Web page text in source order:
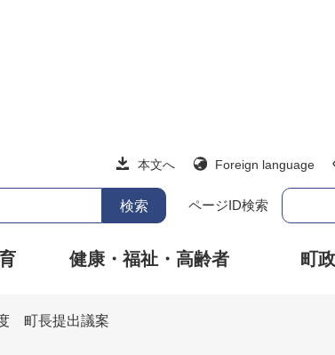
本文へ Foreign language
ページID検索
健康・福祉・高齢者 町
町長提出議案